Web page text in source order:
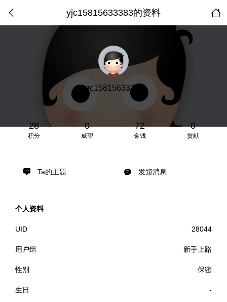
yjc15815633383的资料
yjc15815633383
28
积分
0
威望
72
金钱
0
贡献
Ta的主题 发短消息
个人资料
UID 28044
用户组 新手上路
性别 保密
生日 -